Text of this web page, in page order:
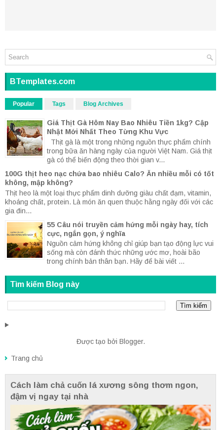
BTemplates.com
Popular Tags Blog Archives
Giá Thịt Gà Hôm Nay Bao Nhiêu Tiền 1kg? Cập
Nhật Mới Nhất Theo Từng Khu Vực
Thịt gà là một trong những nguồn thực phẩm chính
trong bữa ăn hàng ngày của người Việt Nam. Giá thịt
gà có thể biến động theo thời gian v...
100G thịt heo nạc chứa bao nhiêu Calo? Ăn nhiều mỗi có tốt
không, mập không?
Thịt heo là một loại thực phẩm dinh dưỡng giàu chất đạm, vitamin,
khoáng chất, protein. Là món ăn quen thuộc hằng ngày đối với các
gia đin...
55 Câu nói truyền cảm hứng mỗi ngày hay, tích
cực, ngắn gọn, ý nghĩa
Nguồn cảm hứng không chỉ giúp bạn tạo động lực vui
sống mà còn đánh thức những ước mơ, hoài bão
trong chính bản thân bạn. Hãy để bài viết ...
Tìm kiếm Blog này
Được tạo bởi Blogger.
Trang chủ
Cách làm chả cuốn lá xương sông thơm ngon,
đậm vị ngay tại nhà